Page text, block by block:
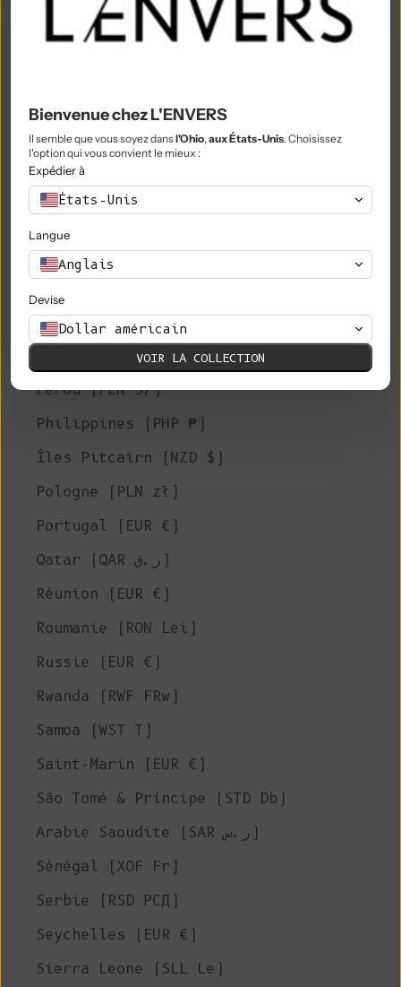
Nigeria (NGN ₦)
Niue (NZD $)
Macédoine du Nord (MKD ден)
Norvège (EUR €)
Oman (EUR €)
Pakistan (PKR ₨)
Territoires palestiniens (ILS ₪)
Papouasie-Nouvelle-Guinée (PGK K)
Paraguay (PYG ₲)
Pérou (PEN S/)
Philippines (PHP ₱)
Îles Pitcairn (NZD $)
Pologne (PLN zł)
Portugal (EUR €)
Qatar (QAR ر.ق)
Réunion (EUR €)
Roumanie (RON Lei)
Russie (EUR €)
Rwanda (RWF FRw)
Samoa (WST T)
Saint-Marin (EUR €)
São Tomé & Príncipe (STD Db)
Arabie Saoudite (SAR ر.س)
Sénégal (XOF Fr)
Serbie (RSD РСД)
Seychelles (EUR €)
Sierra Leone (SLL Le)
Bienvenue chez L'ENVERS
Il semble que vous soyez dansl'Ohio, aux États-Unis. Choisissez
l'option qui vous convient le mieux :
Expédier à
États-Unis
Langue
Anglais
Devise
Dollar américain
VOIR LA COLLECTION